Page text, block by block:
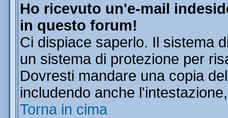
Ho ricevuto un'e-mail
in questo forum!
Ci dispiace saperlo. Il sistema
un sistema di protezione per
Dovresti mandare una copia
includendo anche
Torna in cima